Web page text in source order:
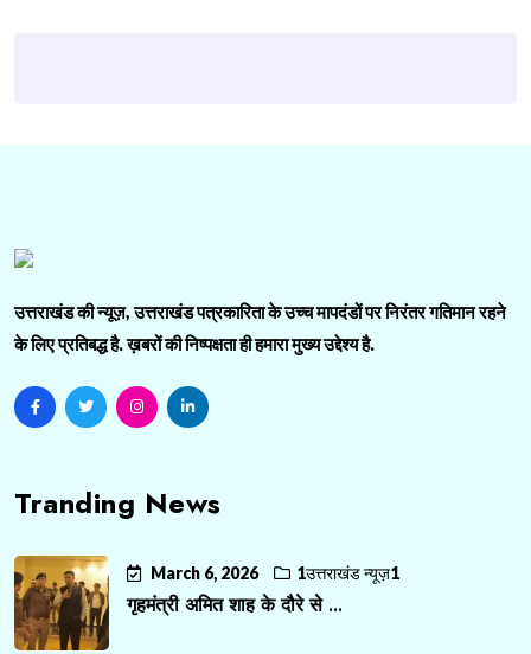
उत्तराखंड की न्यूज़, उत्तराखंड पत्रकारिता के उच्च मापदंडों पर निरंतर गतिमान रहने
के लिए प्रतिबद्ध है. ख़बरों की निष्पक्षता ही हमारा मुख्य उद्देश्य है.
Tranding News
March 6, 2026 1उत्तराखंड न्यूज़1
गृहमंत्री अमित शाह के दौरे से ...